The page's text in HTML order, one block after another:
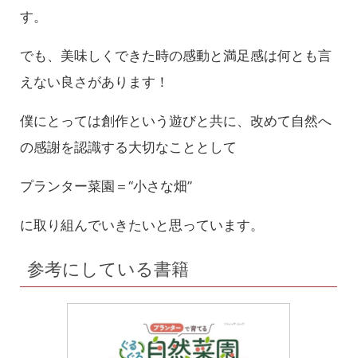
す。
でも、美味しくできた時の感動と満足感は何とも言
えない良さがあります！
僕にとっては創作という遊びと共に、改めて自然へ
の感謝を認識する大切なこととして
プランター菜園＝“小さな畑”
に取り組んでいきたいと思っています。
参考にしている書籍